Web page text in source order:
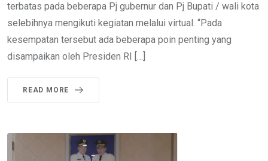
terbatas pada beberapa Pj gubernur dan Pj Bupati / wali kota
selebihnya mengikuti kegiatan melalui virtual. “Pada
kesempatan tersebut ada beberapa poin penting yang
disampaikan oleh Presiden RI […]
READ MORE